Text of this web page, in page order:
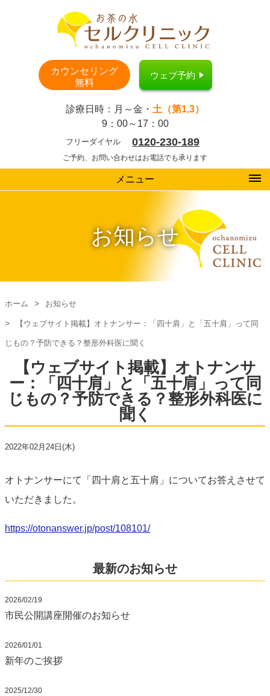
カウンセリング
無料
ウェブ予約
診療日時：月～金・ 土（第1,3）
9：00～17：00
フリーダイヤル 0120-230-189
ご予約、お問い合わせはお電話でも承ります
メニュー
お知らせ
ホーム お知らせ
【ウェブサイト掲載】オトナンサー：「四十肩」と「五十肩」って同
じもの？予防できる？整形外科医に聞く
【ウェブサイト掲載】オトナンサ
ー：「四十肩」と「五十肩」って同
じもの？予防できる？整形外科医に
聞く
2022年02月24日(木)
オトナンサーにて「四十肩と五十肩」についてお答えさせて
いただきました。
https://otonanswer.jp/post/108101/
最新のお知らせ
2026/02/19
市民公開講座開催のお知らせ
2026/01/01
新年のご挨拶
2025/12/30